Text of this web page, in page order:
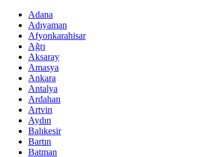
Adana
Adıyaman
Afyonkarahisar
Ağrı
Aksaray
Amasya
Ankara
Antalya
Ardahan
Artvin
Aydın
Balıkesir
Bartın
Batman